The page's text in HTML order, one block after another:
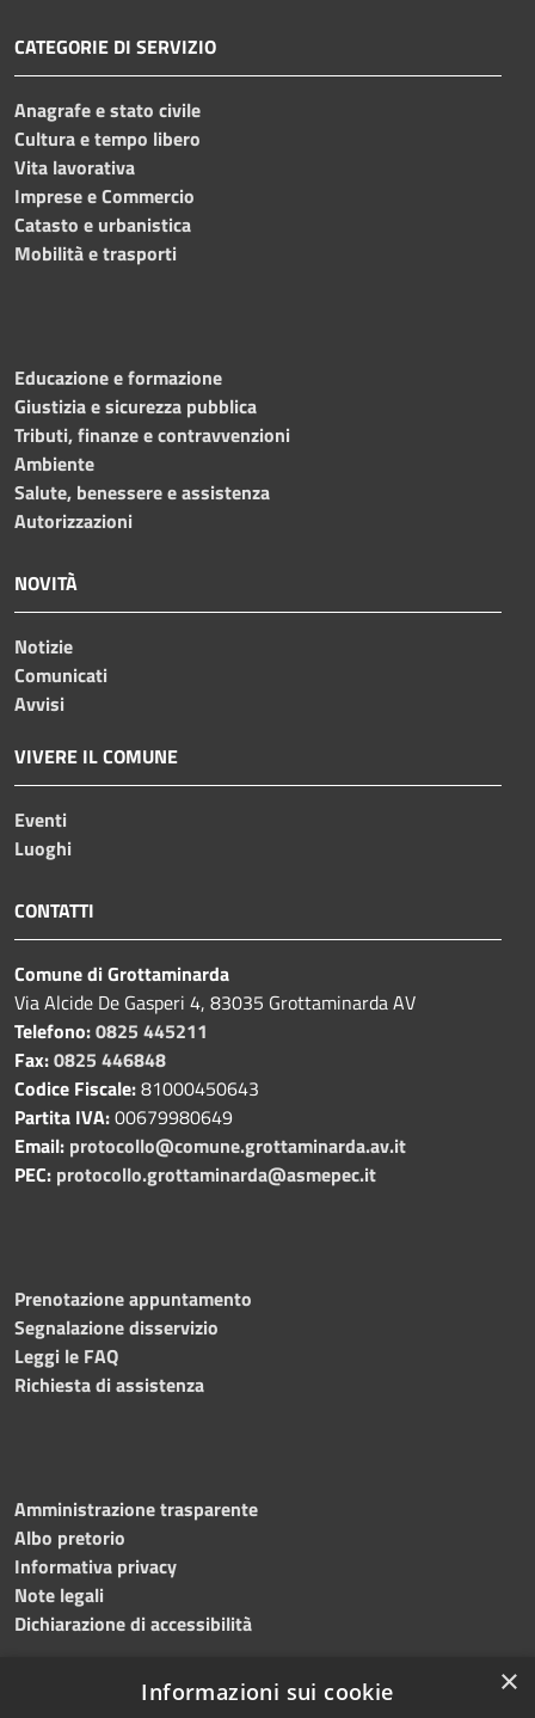
CATEGORIE DI SERVIZIO
Anagrafe e stato civile
Cultura e tempo libero
Vita lavorativa
Imprese e Commercio
Catasto e urbanistica
Mobilità e trasporti
Educazione e formazione
Giustizia e sicurezza pubblica
Tributi, finanze e contravvenzioni
Ambiente
Salute, benessere e assistenza
Autorizzazioni
NOVITÀ
Notizie
Comunicati
Avvisi
VIVERE IL COMUNE
Eventi
Luoghi
CONTATTI
Comune di Grottaminarda
Via Alcide De Gasperi 4, 83035 Grottaminarda AV
Telefono:0825 445211
Fax:0825 446848
Codice Fiscale:81000450643
Partita IVA:00679980649
Email: protocollo@comune.grottaminarda.av.it
PEC: protocollo.grottaminarda@asmepec.it
Prenotazione appuntamento
Segnalazione disservizio
Leggi le FAQ
Richiesta di assistenza
Amministrazione trasparente
Albo pretorio
Informativa privacy
Note legali
Dichiarazione di accessibilità
×
Informazioni sui cookie